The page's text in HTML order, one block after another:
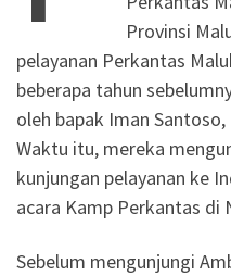
Provinsi
pelayanan Perkantas
beberapa tahun
oleh bapak Iman Santoso,
Waktu itu, mereka
kunjungan pelayanan ke
acara Kamp Perkantas di
Sebelum mengunjungi